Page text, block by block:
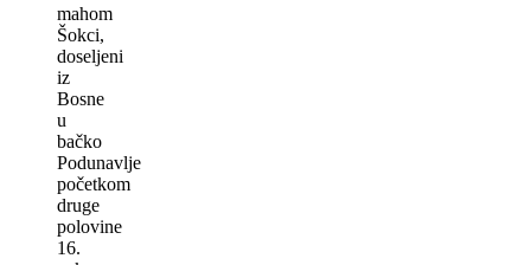
mahom
Šokci,
doseljeni
iz
Bosne
u
bačko
Podunavlje
početkom
druge
polovine
16.